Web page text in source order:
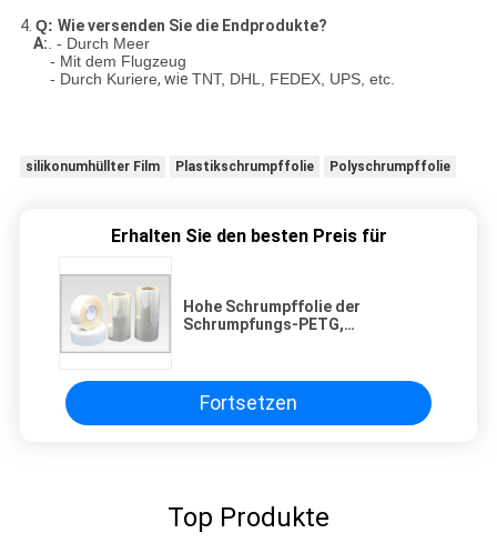
4. Q: Wie versenden Sie die Endprodukte?
A: - Durch Meer
- Mit dem Flugzeug
- Durch Kuriere, wie TNT, DHL, FEDEX, UPS, etc.
silikonumhüllter Film Plastikschrumpffolie Polyschrumpffolie
Erhalten Sie den besten Preis für
Hohe Schrumpffolie der
Schrumpfungs-PETG,
Fortsetzen
Top Produkte